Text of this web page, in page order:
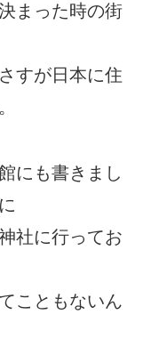
まった時の街
すが日本に住
にも書きまし
社に行ってお
こともないん